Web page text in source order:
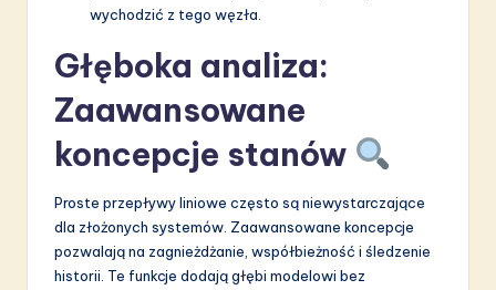
wychodzić z tego węzła.
Głęboka analiza:
Zaawansowane
koncepcje stanów
Proste przepływy liniowe często są niewystarczające
dla złożonych systemów. Zaawansowane koncepcje
pozwalają na zagnieżdżanie, współbieżność i śledzenie
historii. Te funkcje dodają głębi modelowi bez